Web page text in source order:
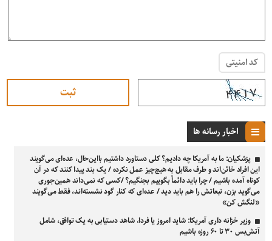
کد امنیتی
اخبار رسانه ها
پزشکیان: ما به آمریکا چه دادیم؟ کلی دستاورد داشتیم بااین‌حال، عده‌ای می‌گویند
این افراد خائن‌اند و طرف مقابل به هیچ‌چیز عمل نکرده / یک بند پیدا کنند که در آن
کوتاه آمده باشیم / چرا باید دائماً بگوییم بجنگیم؟ /کسی که نمی‌داند همین‌جوری
می‌گوید بزن، تبعاتش را هم باید دید / عده‌ای که کنار گود نشسته‌اند، فقط می‌گویند
«لنگش کن»
وزیر خزانه داری آمریکا: شاید امروز یا فردا، شاهد دستیابی به یک توافق، شامل
آتش‌بس ۳۰ تا ۶۰ روزه باشیم